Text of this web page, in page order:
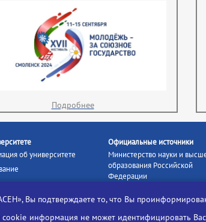
Подробнее
об университете
Официальные источники
Министерство науки и
образования Российской
Федерации
Портал «Российское
образование»
Вы подтверждаете то, что Вы
информация не может идентифицировать